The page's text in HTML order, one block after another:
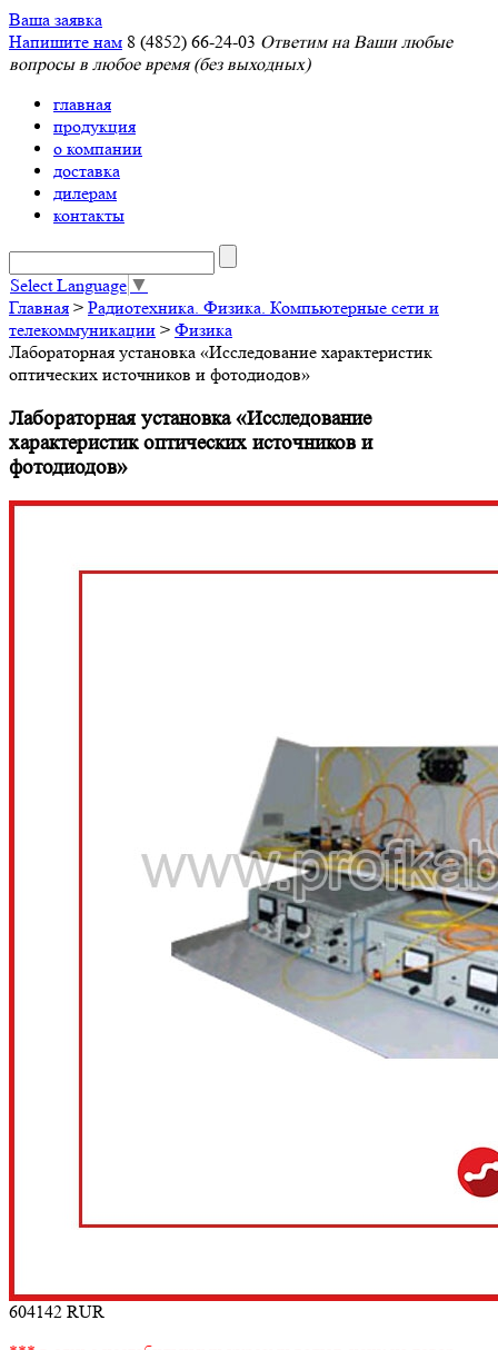
Ваша заявка
Напишите нам 8 (4852) 66-24-03 Ответим на Ваши любые
вопросы в любое время (без выходных)
главная
продукция
о компании
доставка
дилерам
контакты
Select Language ▼
Главная > Радиотехника. Физика. Компьютерные сети и
телекоммуникации > Физика
Лабораторная установка «Исследование характеристик
оптических источников и фотодиодов»
Лабораторная установка «Исследование
характеристик оптических источников и
фотодиодов»
604142 RUR